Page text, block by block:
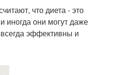
что диета - это
иногда они могут даже
эффективны и